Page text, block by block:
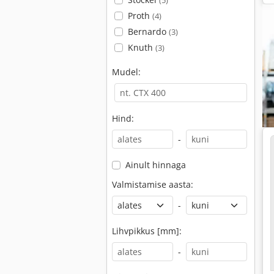
Proth (4)
Bernardo (3)
Knuth (3)
Mudel:
Hind:
-
Ainult hinnaga
Valmistamise aasta:
-
Lihvpikkus [mm]:
-